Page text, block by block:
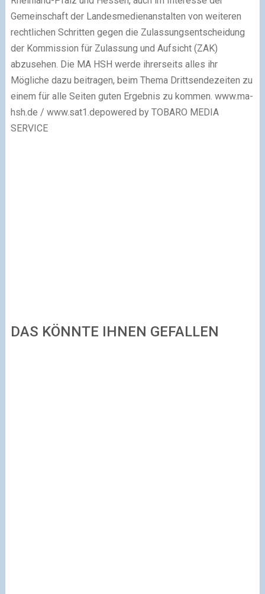
Gemeinschaft der Landesmedienanstalten von weiteren
rechtlichen Schritten gegen die Zulassungsentscheidung
der Kommission für Zulassung und Aufsicht (ZAK)
abzusehen. Die MA HSH werde ihrerseits alles ihr
Mögliche dazu beitragen, beim Thema Drittsendezeiten zu
einem für alle Seiten guten Ergebnis zu kommen. www.ma-
hsh.de / www.sat1.depowered by TOBARO MEDIA
SERVICE
DAS KÖNNTE IHNEN GEFALLEN